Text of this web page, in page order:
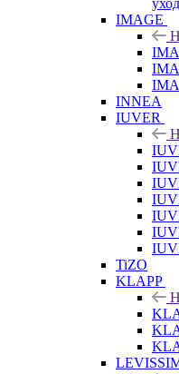
уход
IMAGE
INNEA
IUVER
TiZO
KLAPP